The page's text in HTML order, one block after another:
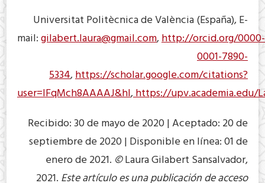
Universitat Politècnica de València (España), E-
mail:gilabert.laura@gmail.com,http://orcid.org/0000-
0001-7890-
5334,https://scholar.google.com/citations?
user=lFqMch8AAAAJ&hl,https://upv.academia.edu/
Recibido: 30 de mayo de 2020 | Aceptado: 20 de
septiembre de 2020 | Disponible en línea: 01 de
enero de 2021. ©Laura Gilabert Sansalvador,
2021. Este artículo es una publicación de acceso